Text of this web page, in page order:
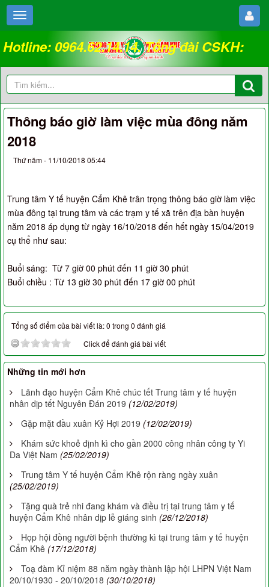
Hotline: 0964.62.14.14. Tổng đài CSKH:
18008262
Thông báo giờ làm việc mùa đông năm
2018
Thứ năm - 11/10/2018 05:44
Trung tâm Y tế huyện Cẩm Khê trân trọng thông báo giờ làm việc
mùa đông tại trung tâm và các trạm y tế xã trên địa bàn huyện
năm 2018 áp dụng từ ngày 16/10/2018 đến hết ngày 15/04/2019
cụ thể như sau:
Buổi sáng: Từ 7 giờ 00 phút đến 11 giờ 30 phút
Buổi chiều : Từ 13 giờ 30 phút đến 17 giờ 00 phút
Tổng số điểm của bài viết là: 0 trong 0 đánh giá
Click để đánh giá bài viết
Những tin mới hơn
Lãnh đạo huyện Cẩm Khê chúc tết Trung tâm y tế huyện
nhân dịp tết Nguyên Đán 2019 (12/02/2019)
Gặp mặt đầu xuân Kỷ Hợi 2019 (12/02/2019)
Khám sức khoẻ định kì cho gần 2000 công nhân công ty Yi
Da Việt Nam (25/02/2019)
Trung tâm Y tế huyện Cẩm Khê rộn ràng ngày xuân
(25/02/2019)
Tặng quà trẻ nhi đang khám và điều trị tại trung tâm y tế
huyện Cẩm Khê nhân dịp lễ giáng sinh (26/12/2018)
Họp hội đồng người bệnh thường kì tại trung tâm y tế huyện
Cẩm Khê (17/12/2018)
Toạ đàm Kỉ niệm 88 năm ngày thành lập hội LHPN Việt Nam
20/10/1930 - 20/10/2018 (30/10/2018)